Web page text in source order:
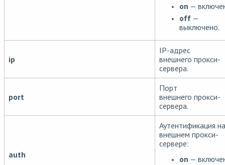
on —
off —
выключено.
ip
IP-адрес
внешнего прокси-
сервера.
port
Порт
внешнего прокси-
сервера.
auth
Аутентификация на
внешнем прокси-
сервере:
on —